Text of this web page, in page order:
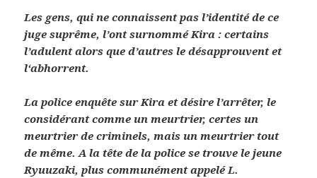
Les gens, qui ne connaissent pas l’identité de ce
juge suprême, l’ont surnommé Kira : certains
l’adulent alors que d’autres le désapprouvent et
l‘abhorrent.
La police enquête sur Kira et désire l’arrêter, le
considérant comme un meurtrier, certes un
meurtrier de criminels, mais un meurtrier tout
de même. A la tête de la police se trouve le jeune
Ryuuzaki, plus communément appelé L.